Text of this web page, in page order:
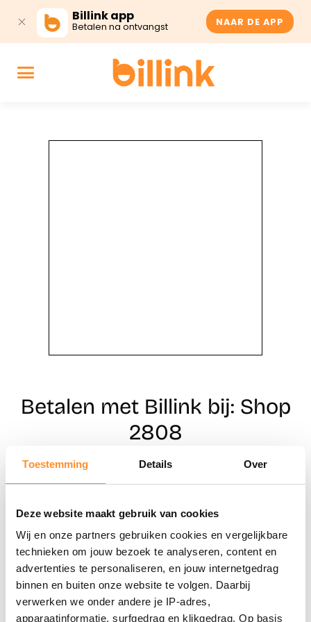
Toestemming Details Over
Deze website maakt gebruik van cookies
Wij en onze partners gebruiken cookies en vergelijkbare
technieken om jouw bezoek te analyseren, content en
advertenties te personaliseren, en jouw internetgedrag
binnen en buiten onze website te volgen. Daarbij
verwerken we onder andere je IP-adres,
apparaatinformatie, surfgedrag en klikgedrag. Op basis
Billink app
Betalen na ontvangst NAAR DE APP
Betalen met Billink bij: Shop
2808
Naar winkels